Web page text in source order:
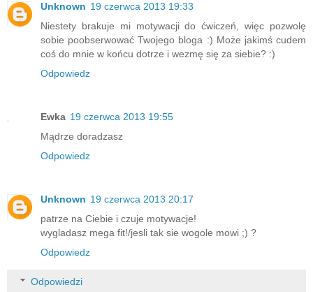
Unknown 19 czerwca 2013 19:33
Niestety brakuje mi motywacji do ćwiczeń, więc pozwolę
sobie poobserwować Twojego bloga :) Może jakimś cudem
coś do mnie w końcu dotrze i wezmę się za siebie? :)
Odpowiedz
Ewka 19 czerwca 2013 19:55
Mądrze doradzasz
Odpowiedz
Unknown 19 czerwca 2013 20:17
patrze na Ciebie i czuje motywacje!
wygladasz mega fit!/jesli tak sie wogole mowi ;) ?
Odpowiedz
Odpowiedzi